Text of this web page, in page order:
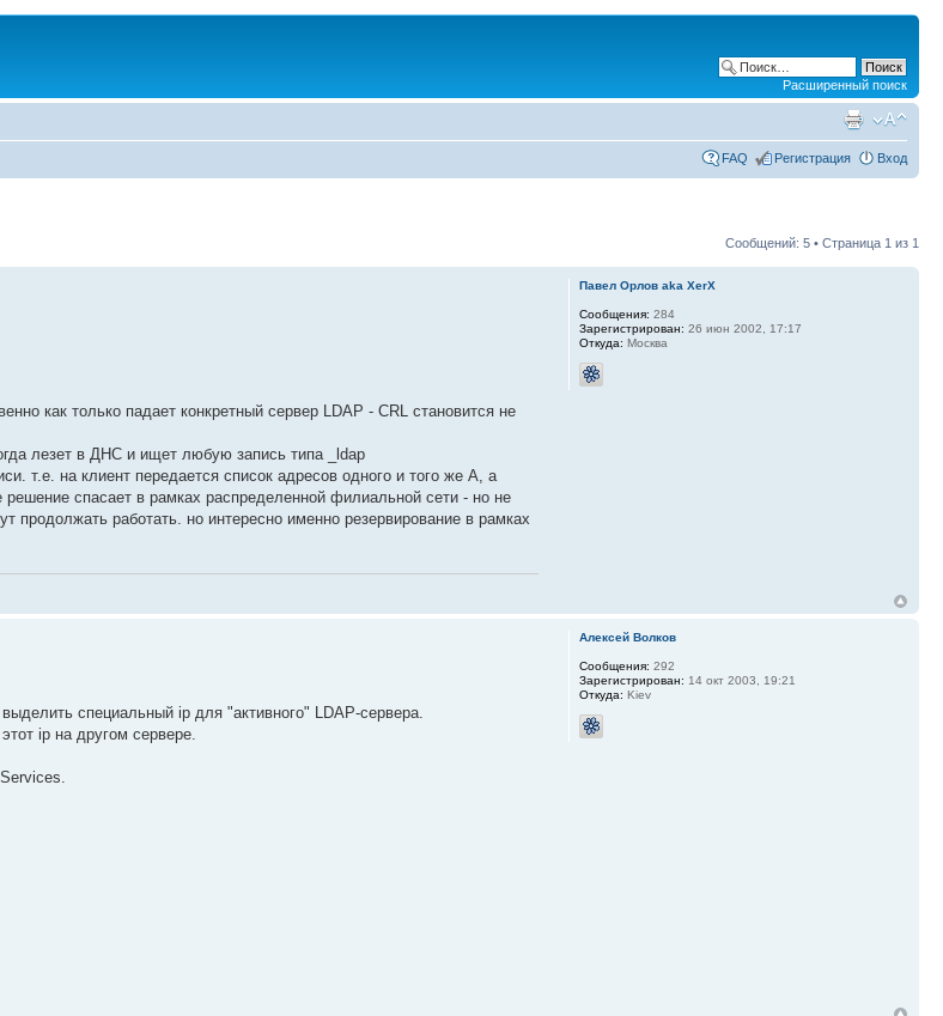
Расширенный поиск
FAQ Регистрация Вход
Сообщений: 5 • Страница 1 из 1
как только падает конкретный сервер LDAP - CRL становится не
лезет в ДНС и ищет любую запись типа _ldap
т.е. на клиент передается список адресов одного и того же А, а
спасает в рамках распределенной филиальной сети - но не
работать. но интересно именно резервирование в рамках
Павел Орлов aka XerX
Сообщения: 284
Зарегистрирован: 26 июн 2002, 17:17
Откуда: Москва
специальный ip для "активного" LDAP-сервера.
ip на другом сервере.
Алексей Волков
Сообщения: 292
Зарегистрирован: 14 окт 2003, 19:21
Откуда: Kiev